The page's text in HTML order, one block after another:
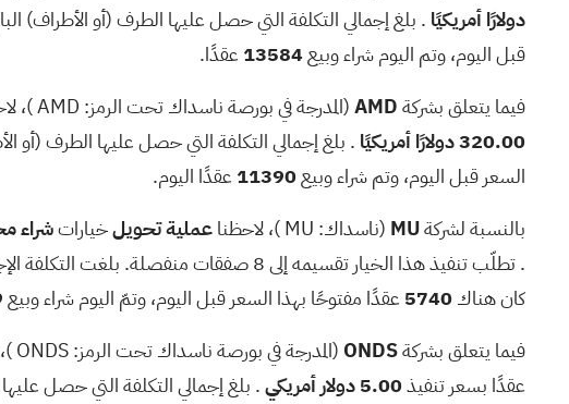
إيرين يتصل تجارة
دولارًا أمريكيًا . بلغ إجمالي التكلفة التي حصل عليها الطرف (أو الأطراف)
قبل اليوم، وتم اليوم شراء وبيع13584 عقدًا.
فيما يتعلق بشركةAMD(المدرجة في بورصة ناسداك تحت الرمز: AMD)،
320.00 دولارًا أمريكيًا
. بلغ إجمالي التكلفة التي حصل عليها الطرف (أو
السعر قبل اليوم، وتم شراء وبيع11390 عقدًا اليوم.
بالنسبة لشركةMU (ناسداك: MU)، لاحظناعملية تحويلخياراتشراء
. تطلّب تنفيذ هذا الخيار تقسيمه إلى 8 صفقات منفصلة. بلغت التكلفة الإجمالية التي تكبّدها الطرف (أو الأطراف) المُصدرة للخيار
كان هناك5740 عقدًا مفتوحًا بهذا السعر قبل اليوم، وتمّ اليوم شراء وبيع
فيما يتعلق بشركةONDS (المدرجة في بورصة ناسداك تحت الرمز:ONDS
عقدًا بسعر تنفيذ5.00 دولار أمريكي . بلغ إجمالي التكلفة التي حصل